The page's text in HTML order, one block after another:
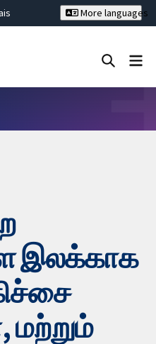
More languages
இலக்காக